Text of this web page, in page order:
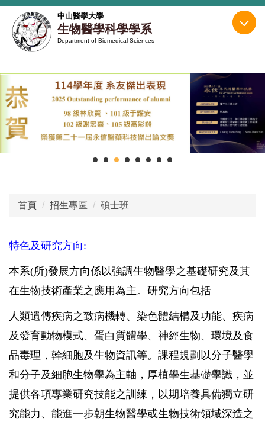
跳
到
主
區
中山醫學大學
生物醫學科學學系
Department of Biomedical Sciences
首頁 招生專區 碩士班
特色及研究方向 :
本系(所)發展方向係以強調生物醫學之基礎研究及其
在生物技術產業之應用為主。研究方向包括
人類遺傳疾病之致病機轉、染色體結構及功能、疾病
及發育動物模式、蛋白質體學、神經生物、環境及食
品毒理，幹細胞及生物資訊等。 課程規劃以分子醫學
和分子及細胞生物學為主軸，厚植學生基礎學識，並
提供各項專業研究技能之訓練，以期培養具備獨立研
究能力、能進一步朝生物醫學或生物技術領域深造之